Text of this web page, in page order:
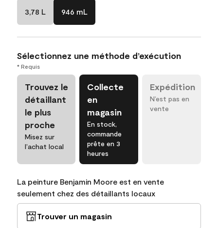
3,78 L 946 mL
Sélectionnez une méthode d’exécution
* Requis
Trouvez le
détaillant
le plus
proche
Misez sur
l’achat local
Collecte
en
magasin
En stock,
commande
prête en 3
heures
Expédition
N’est pas en
vente
La peinture Benjamin Moore est en vente
seulement chez des détaillants locaux
Trouver un magasin